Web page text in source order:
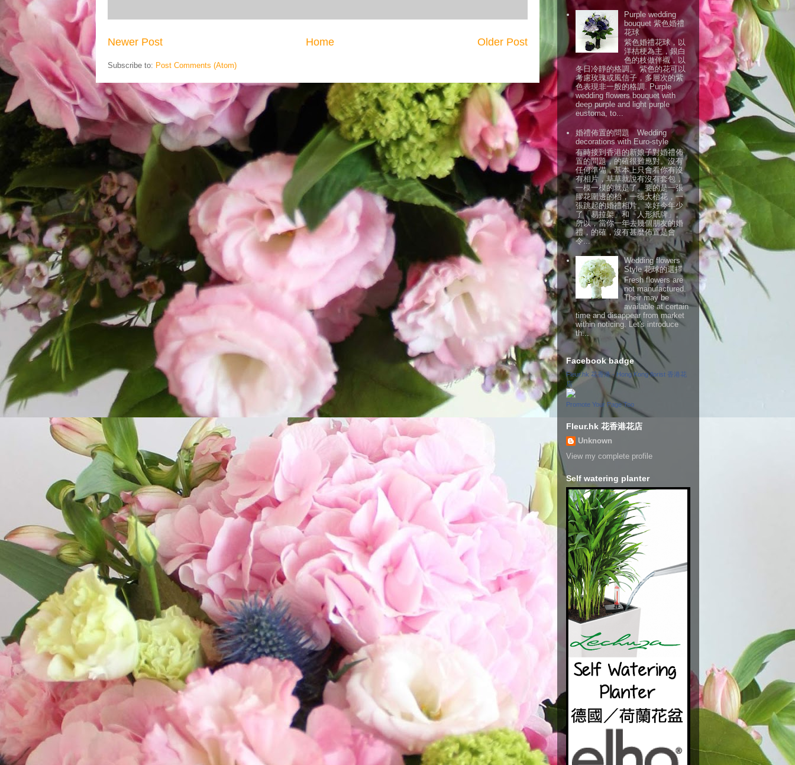
Newer Post Older Post
Home
Subscribe to: Post Comments (Atom)
Purple wedding
bouquet 紫色婚禮
花球
紫色婚禮花球，以
洋桔梗為主，銀白
色的枝做伴襯，以
冬日冷靜的格調。 紫色的花可以
考慮玫瑰或風信子，多層次的紫
色表現非一般的格調. Purple
wedding flowers bouquet with
deep purple and light purple
eustoma, to...
婚禮佈置的問題 Wedding
decorations with Euro-style
有時接到香港的新娘子對婚禮佈
置的問題，的確很難應對。沒有
任何準備，基本上只會看你有沒
有相片，草草就說有沒有套包，
一模一模的就是了。要的是一張
膠花圍邊的枱，一張大枱花，一
張跳起的婚禮相片。幸好今年少
了「易拉架」和「人形紙牌」。
所以，當你一年去幾個朋友的婚
禮，的確，沒有甚麼佈置是會
令...
Wedding flowers
Style 花球的選擇
Fresh flowers are
not manufactured.
Their may be
available at certain
time and disappear from market
within noticing. Let's introduce
th...
Facebook badge
Fleur.hk 花香港 - Hong Kong florist 香港花
店
Promote Your Page Too
Fleur.hk 花香港花店
Unknown
View my complete profile
Self watering planter